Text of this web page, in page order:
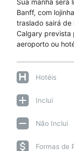
Sua manhã
Banff, com
traslado sairá de
Calgary prevista
aeroporto ou
Hotéis
Inclui
Não Inclui
Formas de